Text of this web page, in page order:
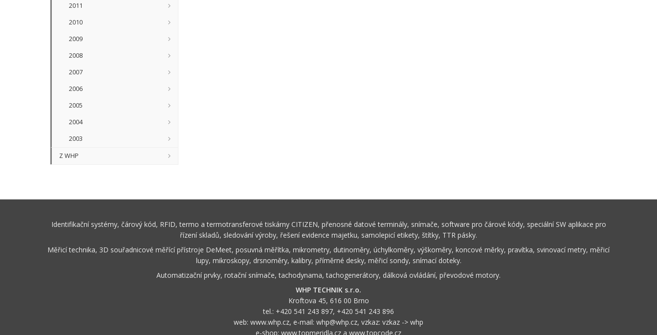
2011
2010
2009
2008
2007
2006
2005
2004
2003
Z WHP
Identifikační systémy, čárový kód, RFID, termo a termotransferové tiskárny CITIZEN, přenosné datové terminály, snímače, software pro čárové kódy, speciální SW aplikace pro
řízení skladů, sledování výroby, řešení evidence majetku, samolepicí etikety, štítky, TTR pásky.
Měřicí technika, 3D souřadnicové měřící přístroje DeMeet, posuvná měřítka, mikrometry, dutinoměry, úchylkoměry, výškoměry, koncové měrky, pravítka, svinovací metry, měřicí
lupy, mikroskopy, drsnoměry, kalibry, příměrné desky, měřicí sondy, snímací doteky.
Automatizační prvky, rotační snímače, tachodynama, tachogenerátory, dálková ovládání, převodové motory.
WHP TECHNIK s.r.o.
Kroftova 45, 616 00 Brno
tel.: +420 541 243 897, +420 541 243 896
web: www.whp.cz, e-mail: whp@whp.cz, vzkaz: vzkaz -> whp
e-shop: www.topmeridla.cz a www.topcode.cz